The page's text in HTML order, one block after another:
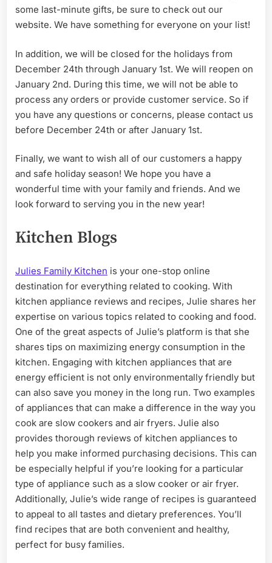
some last-minute gifts, be sure to check out our
website. We have something for everyone on your list!
In addition, we will be closed for the holidays from
December 24th through January 1st. We will reopen on
January 2nd. During this time, we will not be able to
process any orders or provide customer service. So if
you have any questions or concerns, please contact us
before December 24th or after January 1st.
Finally, we want to wish all of our customers a happy
and safe holiday season! We hope you have a
wonderful time with your family and friends. And we
look forward to serving you in the new year!
Kitchen Blogs
Julies Family Kitchen is your one-stop online
destination for everything related to cooking. With
kitchen appliance reviews and recipes, Julie shares her
expertise on various topics related to cooking and food.
One of the great aspects of Julie’s platform is that she
shares tips on maximizing energy consumption in the
kitchen. Engaging with kitchen appliances that are
energy efficient is not only environmentally friendly but
can also save you money in the long run. Two examples
of appliances that can make a difference in the way you
cook are slow cookers and air fryers. Julie also
provides thorough reviews of kitchen appliances to
help you make informed purchasing decisions. This can
be especially helpful if you’re looking for a particular
type of appliance such as a slow cooker or air fryer.
Additionally, Julie’s wide range of recipes is guaranteed
to appeal to all tastes and dietary preferences. You’ll
find recipes that are both convenient and healthy,
perfect for busy families.